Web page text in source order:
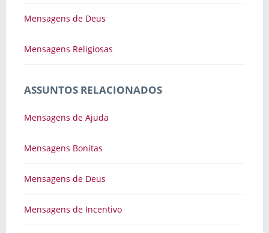
Mensagens de Deus
Mensagens Religiosas
ASSUNTOS RELACIONADOS
Mensagens de Ajuda
Mensagens Bonitas
Mensagens de Deus
Mensagens de Incentivo